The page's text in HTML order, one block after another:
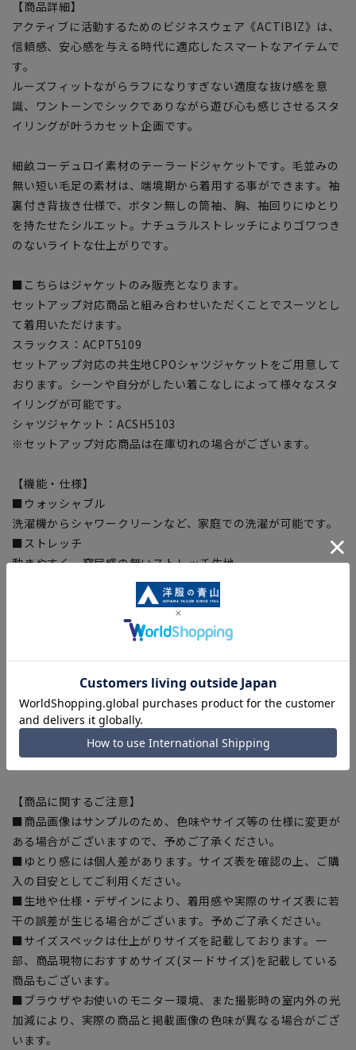
【商品詳細】
アクティブに活動するためのビジネスウェア《ACTIBIZ》は、
信頼感、安心感を与える時代に適応したスマートなアイテムで
す。
ルーズフィットながらラフになりすぎない適度な抜け感を意
識、ワントーンでシックでありながら遊び心も感じさせるスタ
イリングが叶うカセット企画です。
細畝コーデュロイ素材のテーラードジャケットです。毛並みの
無い短い毛足の素材は、端境期から着用する事ができます。袖
裏付き背抜き仕様で、ボタン無しの筒袖、胸、袖回りにゆとり
を持たせたシルエット。ナチュラルストレッチによりゴワつき
のないライトな仕上がりです。
■こちらはジャケットのみ販売となります。
セットアップ対応商品と組み合わせいただくことでスーツとし
て着用いただけます。
スラックス：ACPT5109
セットアップ対応の共生地CPOシャツジャケットをご用意して
おります。シーンや自分がしたい着こなしによって様々なスタ
イリングが可能です。
シャツジャケット：ACSH5103
※セットアップ対応商品は在庫切れの場合がございます。
【機能・仕様】
■ウォッシャブル
洗濯機からシャワークリーンなど、家庭での洗濯が可能です。
■ストレッチ
動きやすく、窮屈感の無いストレッチ生地。
[S]バスト:108cm ウエスト:102cm 着丈:69cm 肩幅:45cm 袖
[M]バスト:110cm ウエスト:104cm 着丈:71cm 肩幅:46cm 袖
[L]バスト:112cm ウエスト:106cm 着丈:73cm 肩幅:47cm 袖
丈:61.5cm
[LL]バスト:114cm ウエスト:108cm 着丈:75cm 肩幅:48cm 袖
丈:63cm
【商品に関するご注意】
■商品画像はサンプルのため、色味やサイズ等の仕様に変更が
ある場合がございますので、予めご了承ください。
■ゆとり感には個人差があります。サイズ表を確認の上、ご購
入の目安としてご利用ください。
■生地や仕様・デザインにより、着用感や実際のサイズ表に若
干の誤差が生じる場合がございます。予めご了承ください。
■サイズスペックは仕上がりサイズを記載しております。一
部、商品現物におすすめサイズ(ヌードサイズ)を記載している
商品もございます。
■ブラウザやお使いのモニター環境、また撮影時の室内外の光
加減により、実際の商品と掲載画像の色味が異なる場合がござ
います。